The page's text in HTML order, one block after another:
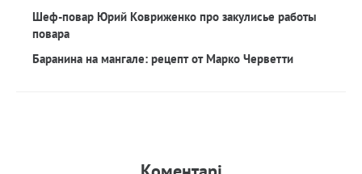
Шеф-повар Юрий Ковриженко про закулисье работы
повара
Баранина на мангале: рецепт от Марко Черветти